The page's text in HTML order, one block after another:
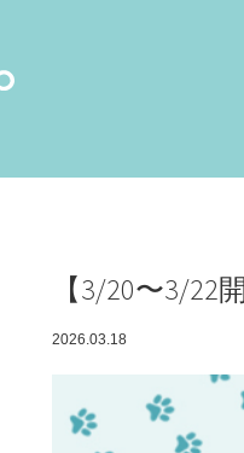
【3/20〜3/
2026.03.18